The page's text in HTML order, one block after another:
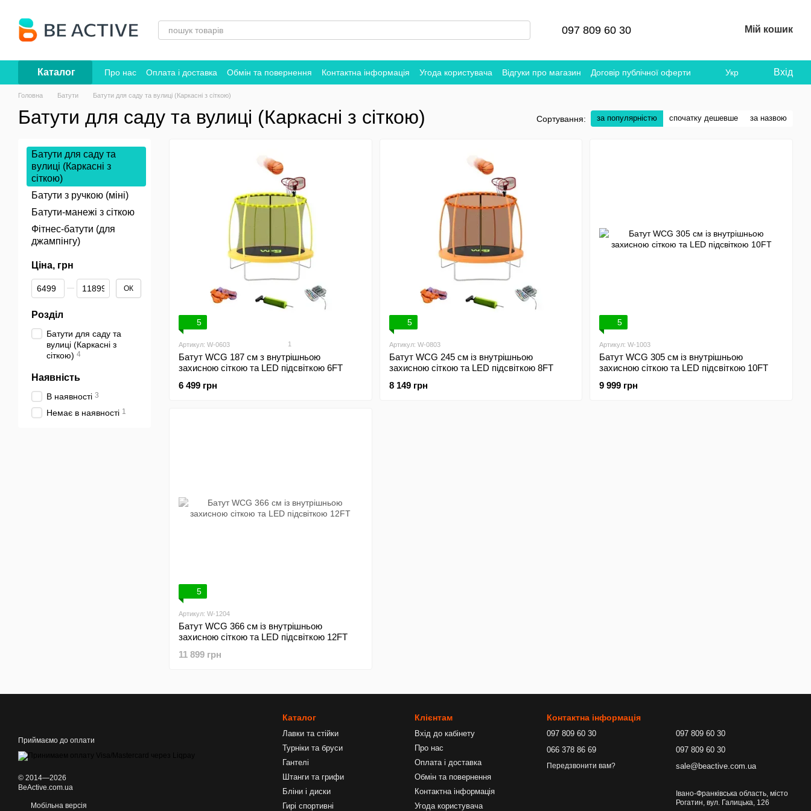
097 809 60 30 Мій кошик
Каталог Про нас Оплата і доставка Обмін та повернення Контактна інформація Угода користувача Відгуки про магазин Договір публічної оферти Укр Вхід
Головна Батути Батути для саду та вулиці (Каркасні з сіткою)
Батути для саду та вулиці (Каркасні з сіткою) Сортування: за популярністю спочатку дешевше за назвою
5
Артикул: W-0603 1
Батут WCG 187 см з внутрішньою
захисною сіткою та LED підсвіткою 6FT
6 499 грн
5
Артикул: W-0803
Батут WCG 245 см із внутрішньою
захисною сіткою та LED підсвіткою 8FT
8 149 грн
5
Артикул: W-1003
Батут WCG 305 см із внутрішньою
захисною сіткою та LED підсвіткою 10FT
9 999 грн
5
Артикул: W-1204
Батут WCG 366 см із внутрішньою
захисною сіткою та LED підсвіткою 12FT
11 899 грн
Батути для саду та
вулиці (Каркасні з
сіткою)
Батути з ручкою (міні)
Батути-манежі з сіткою
Фітнес-батути (для
джампінгу)
Ціна, грн
Від Ціна, грн
До Ціна, грн ОК
Розділ
Батути для саду та
вулиці (Каркасні з
сіткою) 4
Наявність
В наявності 3
Немає в наявності 1
Приймаємо до оплати
© 2014—2026
BeActive.com.ua
Мобільна версія
Каталог
Лавки та стійки
Турніки та бруси
Гантелі
Штанги та грифи
Бліни і диски
Гирі спортивні
Клієнтам
Вхід до кабінету
Про нас
Оплата і доставка
Обмін та повернення
Контактна інформація
Угода користувача
Контактна інформація
097 809 60 30
066 378 86 69
Передзвонити вам?
097 809 60 30
097 809 60 30
sale@beactive.com.ua
Івано-Франківська область, місто
Рогатин, вул. Галицька, 126